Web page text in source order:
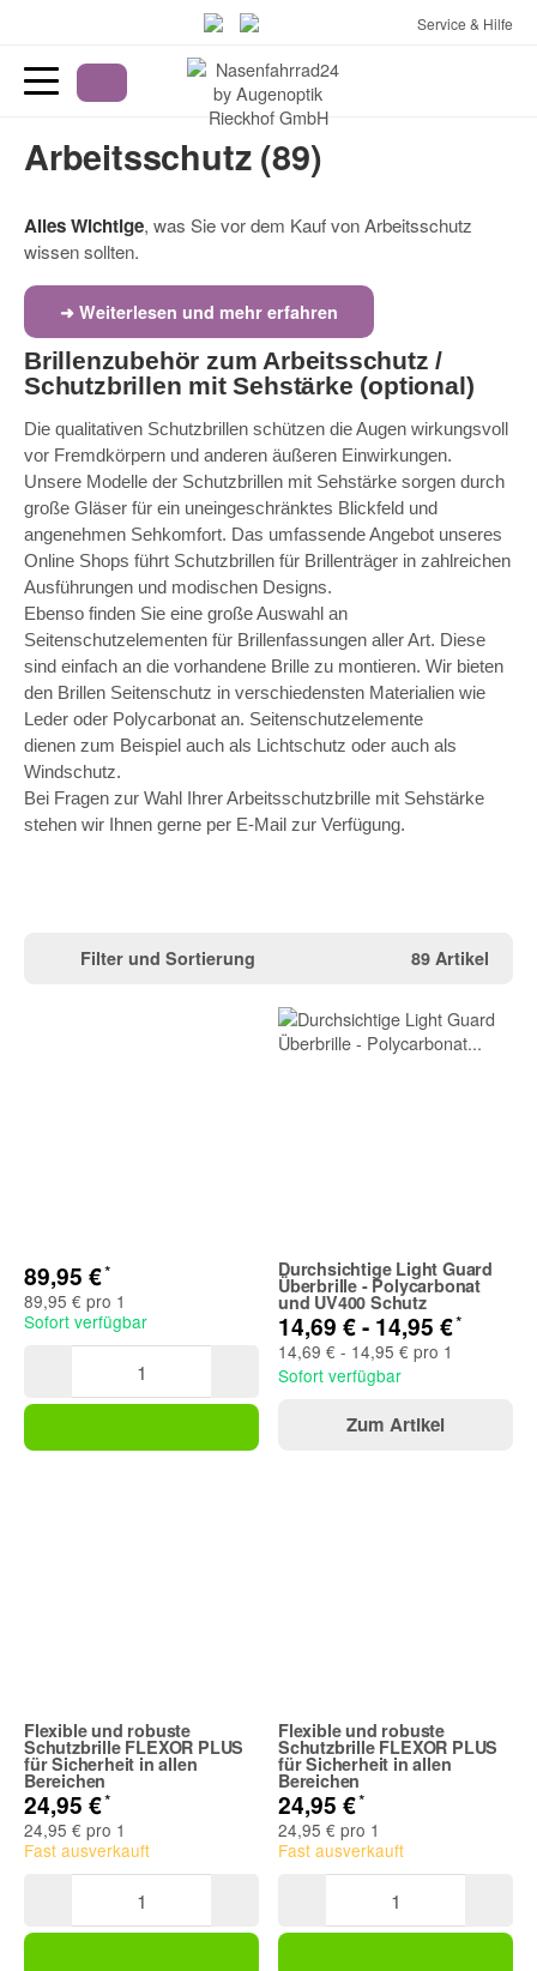
Service & Hilfe
Arbeitsschutz (89)
Alles Wichtige, was Sie vor dem Kauf von Arbeitsschutz
wissen sollten.
➜ Weiterlesen und mehr erfahren
Brillenzubehör zum Arbeitsschutz /
Schutzbrillen mit Sehstärke (optional)
Die qualitativen Schutzbrillen schützen die Augen wirkungsvoll
vor Fremdkörpern und anderen äußeren Einwirkungen.
Unsere Modelle der Schutzbrillen mit Sehstärke sorgen durch
große Gläser für ein uneingeschränktes Blickfeld und
angenehmen Sehkomfort. Das umfassende Angebot unseres
Online Shops führt Schutzbrillen für Brillenträger in zahlreichen
Ausführungen und modischen Designs.
Ebenso finden Sie eine große Auswahl an
Seitenschutzelementen für Brillenfassungen aller Art. Diese
sind einfach an die vorhandene Brille zu montieren. Wir bieten
den Brillen Seitenschutz in verschiedensten Materialien wie
Leder oder Polycarbonat an. Seitenschutzelemente
dienen zum Beispiel auch als Lichtschutz oder auch als
Windschutz.
Bei Fragen zur Wahl Ihrer Arbeitsschutzbrille mit Sehstärke
stehen wir Ihnen gerne per E-Mail zur Verfügung.
Filter und Sortierung 89 Artikel
89,95 €*
89,95 € pro 1
Sofort verfügbar
Durchsichtige Light Guard
Überbrille - Polycarbonat
und UV400 Schutz
14,69 € - 14,95 €*
14,69 € - 14,95 € pro 1
Sofort verfügbar
Zum Artikel
Flexible und robuste
Schutzbrille FLEXOR PLUS
für Sicherheit in allen
Bereichen
24,95 €*
24,95 € pro 1
Fast ausverkauft
Flexible und robuste
Schutzbrille FLEXOR PLUS
für Sicherheit in allen
Bereichen
24,95 €*
24,95 € pro 1
Fast ausverkauft